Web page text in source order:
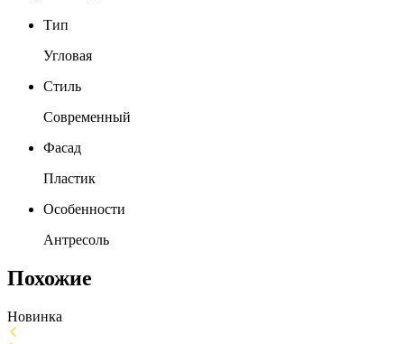
Тип
Угловая
Стиль
Современный
Фасад
Пластик
Особенности
Антресоль
Похожие
Новинка